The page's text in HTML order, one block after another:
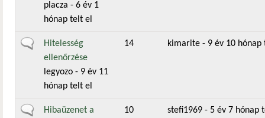
placza - 6 év 1
hónap telt el
Általános téma
Hitelesség
ellenőrzése
legyozo - 9 év 11
hónap telt el
14 kimarite - 9 év 10 hónap
Általános téma
Hibaüzenet a
10 stefi1969 - 5 év 7 hónap